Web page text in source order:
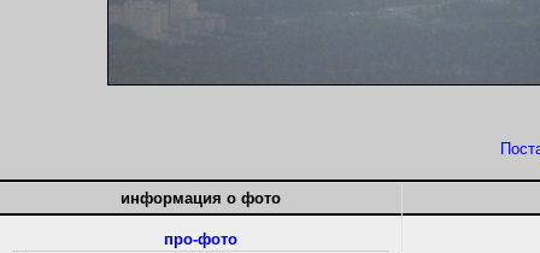
информация о фото
про-фото